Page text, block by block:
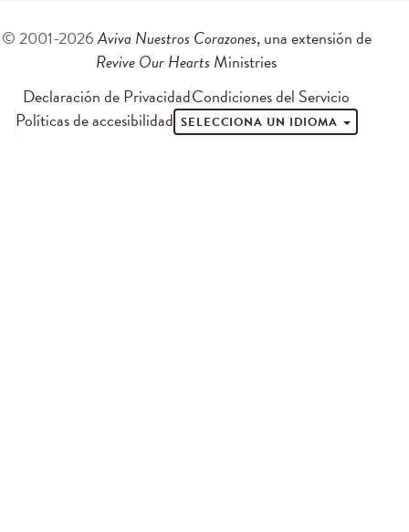
© 2001-2026Aviva Nuestros Corazones, una extensión de
Revive Our Hearts Ministries
Declaración de PrivacidadCondiciones del Servicio
Políticas de accesibilidad SELECCIONA UN IDIOMA